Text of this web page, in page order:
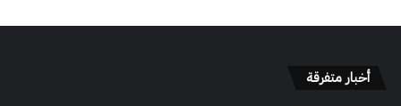
أخبار متفرقة